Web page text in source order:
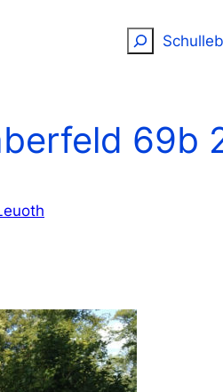
Suchen
69b